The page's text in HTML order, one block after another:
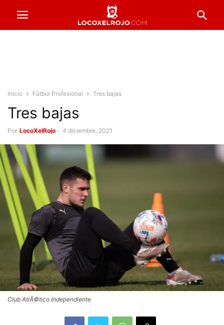
Inicio Fútbol Profesional Tres bajas
Tres bajas
Por LocoXelRojo - 4 diciembre, 2021
Club AtlÃ©tico Independiente